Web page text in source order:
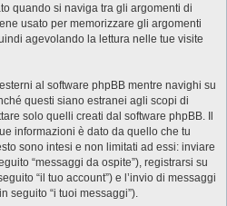
quando si naviga tra gli argomenti di
usato per memorizzare gli argomenti
agevolando la lettura nelle tue visite
al software phpBB mentre navighi su
questi siano estranei agli scopi di
solo quelli creati dal software phpBB. Il
informazioni è dato da quello che tu
sono intesi e non limitati ad essi: inviare
“messaggi da ospite”), registrarsi su
“il tuo account”) e l’invio di messaggi
seguito “i tuoi messaggi”).